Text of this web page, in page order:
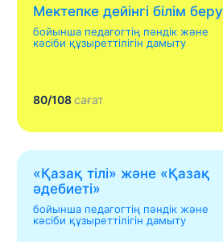
Мектепке дейінгі білім беру
бойынша педагогтің пәндік және
кәсіби құзыреттілігін дамыту
80/108сағат
«Қазақ тілі» жəне «Қазақ
əдебиеті»
бойынша педагогтің пәндік және
кәсіби құзыреттілігін дамыту